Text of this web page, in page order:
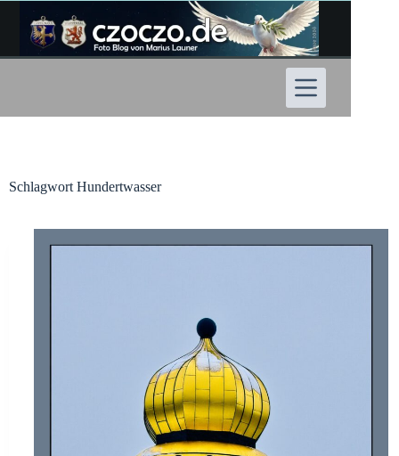
Inhalt
springen
Schlagwort Hundertwasser